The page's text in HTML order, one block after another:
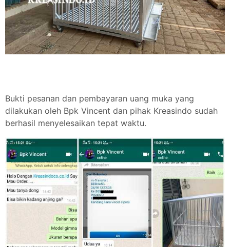
Bukti pesanan dan pembayaran uang muka yang
dilakukan oleh Bpk Vincent dan pihak Kreasindo sudah
berhasil menyelesaikan tepat waktu.